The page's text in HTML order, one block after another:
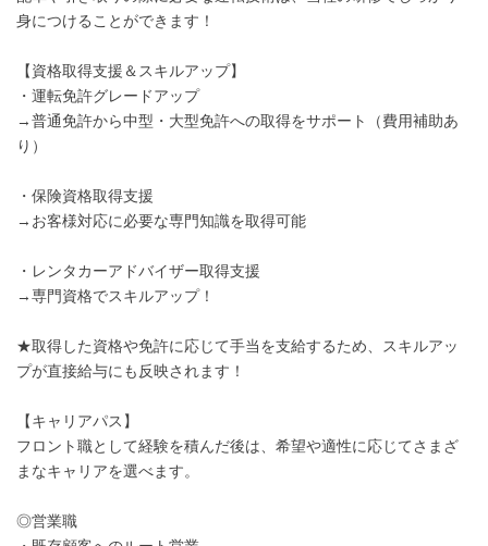
身につけることができます！
【資格取得支援＆スキルアップ】
・運転免許グレードアップ
→普通免許から中型・大型免許への取得をサポート（費用補助あ
り）
・保険資格取得支援
→お客様対応に必要な専門知識を取得可能
・レンタカーアドバイザー取得支援
→専門資格でスキルアップ！
★取得した資格や免許に応じて手当を支給するため、スキルアッ
プが直接給与にも反映されます！
【キャリアパス】
フロント職として経験を積んだ後は、希望や適性に応じてさまざ
まなキャリアを選べます。
◎営業職